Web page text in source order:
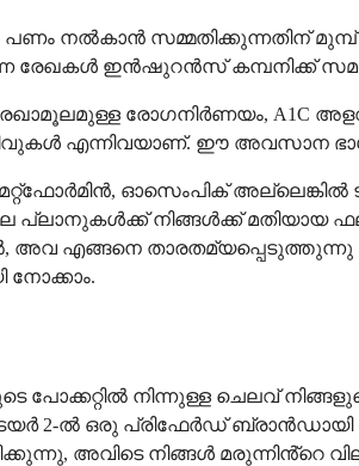
പണം നൽകാൻ സമ്മതിക്കുന്നതിന്
രേഖകൾ ഇൻഷുറൻസ് കമ്പനിക്ക്
രോഗനിർണയം, A1C
എന്നിവയാണ്. ഈ അവസാന
ഓസെംപിക് അല്ലെങ്കിൽ
പ്ലാനുകൾക്ക് നിങ്ങൾക്ക് മതിയായ
എങ്ങനെ താരതമ്യപ്പെടുത്തുന്നു
നോക്കാം.
പോക്കറ്റിൽ നിന്നുള്ള ചെലവ്
2-ൽ ഒരു പ്രിഫേർഡ്
അവിടെ നിങ്ങൾ മരുന്നിൻ്റെ